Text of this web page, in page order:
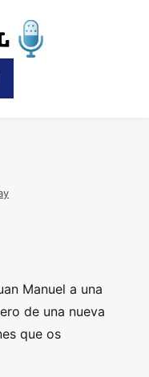
Manuel a una
de una nueva
que os